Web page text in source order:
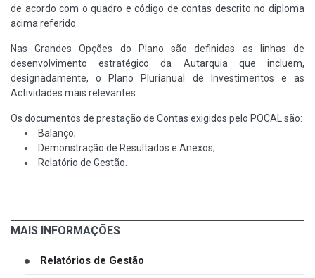
de acordo com o quadro e código de contas descrito no diploma
acima referido.
Nas Grandes Opções do Plano são definidas as linhas de
desenvolvimento estratégico da Autarquia que incluem,
designadamente, o Plano Plurianual de Investimentos e as
Actividades mais relevantes.
Os documentos de prestação de Contas exigidos pelo POCAL são:
Balanço;
Demonstração de Resultados e Anexos;
Relatório de Gestão.
MAIS INFORMAÇÕES
Relatórios de Gestão